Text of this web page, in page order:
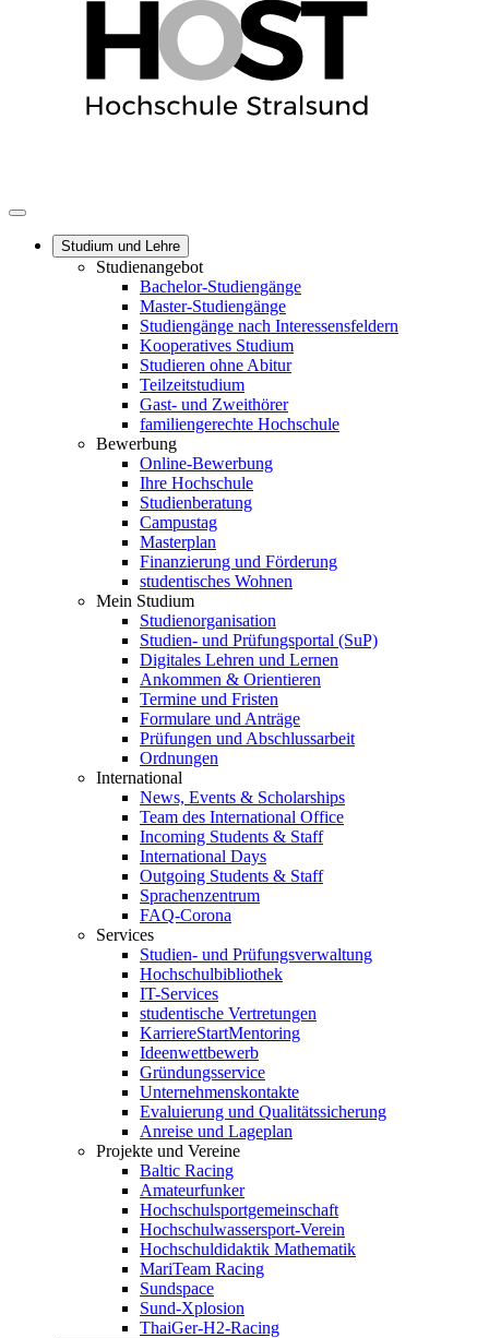
Studium und Lehre
Studienangebot
Bachelor-Studiengänge
Master-Studiengänge
Studiengänge nach Interessensfeldern
Kooperatives Studium
Studieren ohne Abitur
Teilzeitstudium
Gast- und Zweithörer
familiengerechte Hochschule
Bewerbung
Online-Bewerbung
Ihre Hochschule
Studienberatung
Campustag
Masterplan
Finanzierung und Förderung
studentisches Wohnen
Mein Studium
Studienorganisation
Studien- und Prüfungsportal (SuP)
Digitales Lehren und Lernen
Ankommen & Orientieren
Termine und Fristen
Formulare und Anträge
Prüfungen und Abschlussarbeit
Ordnungen
International
News, Events & Scholarships
Team des International Office
Incoming Students & Staff
International Days
Outgoing Students & Staff
Sprachenzentrum
FAQ-Corona
Services
Studien- und Prüfungsverwaltung
Hochschulbibliothek
IT-Services
studentische Vertretungen
KarriereStartMentoring
Ideenwettbewerb
Gründungsservice
Unternehmenskontakte
Evaluierung und Qualitätssicherung
Anreise und Lageplan
Projekte und Vereine
Baltic Racing
Amateurfunker
Hochschulsportgemeinschaft
Hochschulwassersport-Verein
Hochschuldidaktik Mathematik
MariTeam Racing
Sundspace
Sund-Xplosion
ThaiGer-H2-Racing